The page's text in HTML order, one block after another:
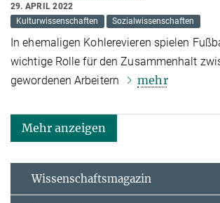
29. APRIL 2022
Kulturwissenschaften
Sozialwissenschaften
In ehemaligen Kohlerevieren spielen
wichtige Rolle für den Zusammenhalt
gewordenen Arbeitern
mehr
Mehr anzeigen
Wissenschaftsmagazin